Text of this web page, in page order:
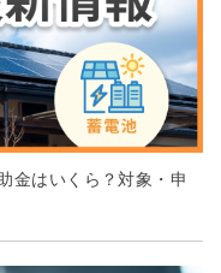
金はいくら？対象・申